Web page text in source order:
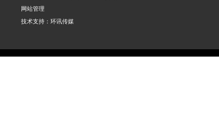
网站管理
技术支持： 环讯传媒